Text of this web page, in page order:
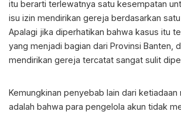
itu berarti terlewatnya satu kesempatan
isu izin mendirikan gereja berdasarkan
Apalagi jika diperhatikan bahwa kasus itu
yang menjadi bagian dari Provinsi Banten,
mendirikan gereja tercatat sangat sulit
Kemungkinan penyebab lain dari ketiadaan
adalah bahwa para pengelola akun tidak